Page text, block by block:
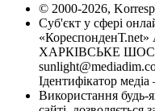
© 2000-2026,
Суб'єкт у сфері
«КореспонденТ.net»
ХАРКІВСЬКЕ ШОСЕ,
Ідентифікатор
Використання будь-